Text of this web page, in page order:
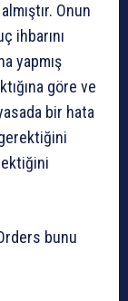
Onun
ihbarını
yapmış
göre ve
bir hata
bunu